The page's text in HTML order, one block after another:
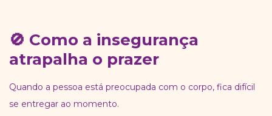
🚫 Como a insegurança
atrapalha o prazer
Quando a pessoa está preocupada com o corpo, fica difícil
se entregar ao momento.